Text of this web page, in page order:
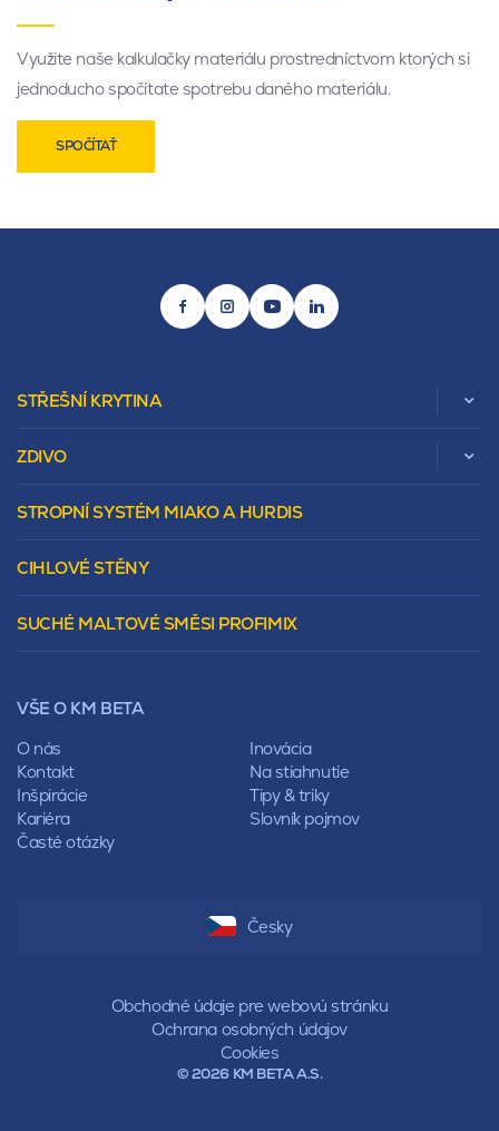
Využite naše kalkulačky materiálu prostredníctvom ktorých si
jednoducho spočítate spotrebu daného materiálu.
SPOČÍTAŤ
STŘEŠNÍ KRYTINA
Beta
Sedlová
Valbová
Stanová
Mansardová
Pultová
Sedlová
Polovalbová
Stanová
Mansardová
Pultová
Hodonka
ZDIVO
Murovacie bloky
Tepelnoizolačný prvok
Vencovky
Preklady
Lícové murivo
Pálené zdivo Profiblok
Nosné murivo
Priečky
Vencovky
Preklady
STROPNÍ SYSTÉM MIAKO A HURDIS
CIHLOVÉ STĚNY
SUCHÉ MALTOVÉ SMĚSI PROFIMIX
VŠE O KM BETA
O nás
Inovácia
Kontakt
Na stiahnutie
Inšpirácie
Tipy & triky
Kariéra
Slovník pojmov
Časté otázky
Česky
© 2026 KM BETA A.S.
Obchodné údaje pre webovú stránku
Ochrana osobných údajov
Cookies